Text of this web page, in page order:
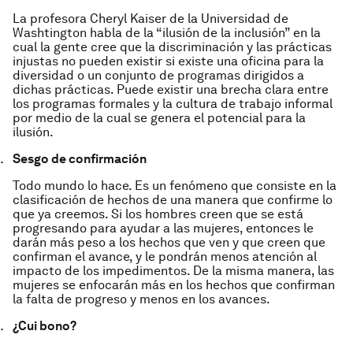
La profesora Cheryl Kaiser de la Universidad de
Washtington habla de la “ilusión de la inclusión” en la
cual la gente cree que la discriminación y las prácticas
injustas no pueden existir si existe una oficina para la
diversidad o un conjunto de programas dirigidos a
dichas prácticas. Puede existir una brecha clara entre
los programas formales y la cultura de trabajo informal
por medio de la cual se genera el potencial para la
ilusión.
Sesgo de confirmación
Todo mundo lo hace. Es un fenómeno que consiste en la
clasificación de hechos de una manera que confirme lo
que ya creemos. Si los hombres creen que se está
progresando para ayudar a las mujeres, entonces le
darán más peso a los hechos que ven y que creen que
confirman el avance, y le pondrán menos atención al
impacto de los impedimentos. De la misma manera, las
mujeres se enfocarán más en los hechos que confirman
la falta de progreso y menos en los avances.
¿Cui bono?